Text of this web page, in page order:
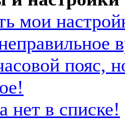
мои
пояс,
нет в списке!